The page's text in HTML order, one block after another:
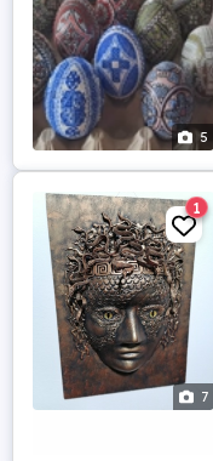
5
7
1